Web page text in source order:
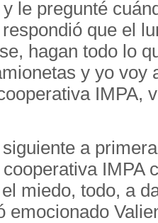
le pregunté
que el
hagan todo lo
y yo voy
IMPA,
a
IMPA
miedo, todo, a
emocionado